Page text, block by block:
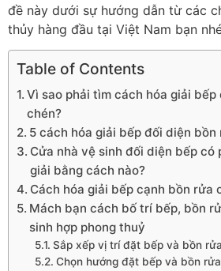
đề này dưới sự hướng dẫn từ các
thủy hàng đầu tại Việt Nam bạn
Table of Contents
Vì sao phải tìm cách hóa giải
chén?
5 cách hóa giải bếp đối diện bồn
Cửa nhà vệ sinh đối diện bếp có
giải bằng cách nào?
Cách hóa giải bếp cạnh bồn rửa
Mách bạn cách bố trí bếp, bồn
sinh hợp phong thuỷ
Sắp xếp vị trí đặt bếp và bồn
Chọn hướng đặt bếp và bồn